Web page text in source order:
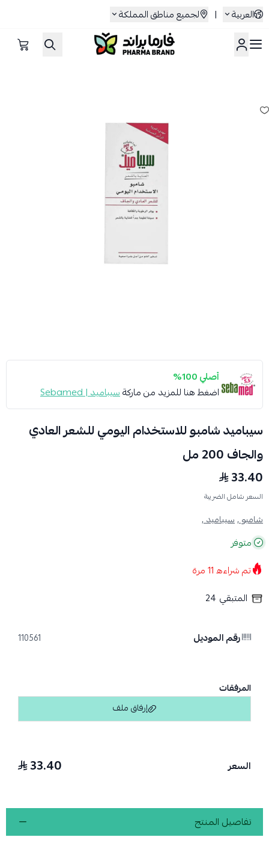
العربية | لجميع مناطق المملكة
صيدلية فارما براند
أصلي 100%
اضغط هنا للمزيد من ماركةسيباميد | Sebamed
سيباميد شامبو للاستخدام اليومي للشعر العادي
والجاف 200 مل
33.40
السعر شامل الضريبة
شامبو ,سيباميد ,
متوفر
تم شراءه11مرة
المتبقي 24
رقم الموديل 110561
المرفقات
إرفاق ملف
استعراض
السعر 33.40
تفاصيل المنتج